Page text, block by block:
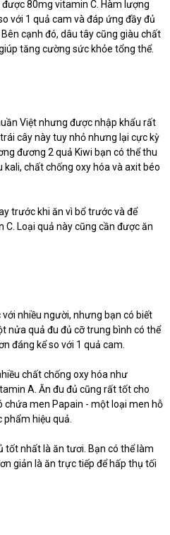
80mg vitamin C. Hàm lượng
với 1 quả cam và đáp ứng đầy đủ
cạnh đó, dâu tây cũng giàu chất
tăng cường sức khỏe tổng thể.
Việt nhưng được nhập khẩu rất
cây này tuy nhỏ nhưng lại cực kỳ
đương 2 quả Kiwi bạn có thể thu
chất chống oxy hóa và axit béo
trước khi ăn vì bổ trước và để
Loại quả này cũng cần được ăn
nhiều người, nhưng bạn có biết
nửa quả đu đủ cỡ trung bình có thể
đáng kể so với 1 quả cam.
chất chống oxy hóa như
A. Ăn đu đủ cũng rất tốt cho
chứa men Papain - một loại men hỗ
hiệu quả.
tốt nhất là ăn tươi. Bạn có thể làm
giản là ăn trực tiếp để hấp thụ tối